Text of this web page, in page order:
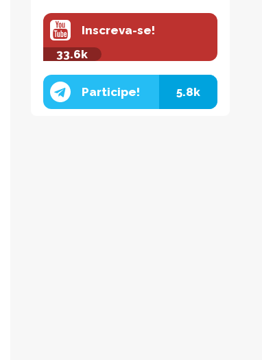
Inscreva-se!
33.6k
Participe! 5.8k